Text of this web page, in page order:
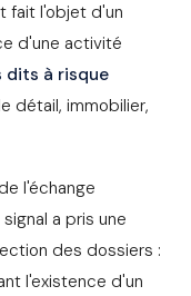
fait l'objet d'un
d'une activité
dits à risque
détail, immobilier,
l'échange
a pris une
des dossiers :
l'existence d'un